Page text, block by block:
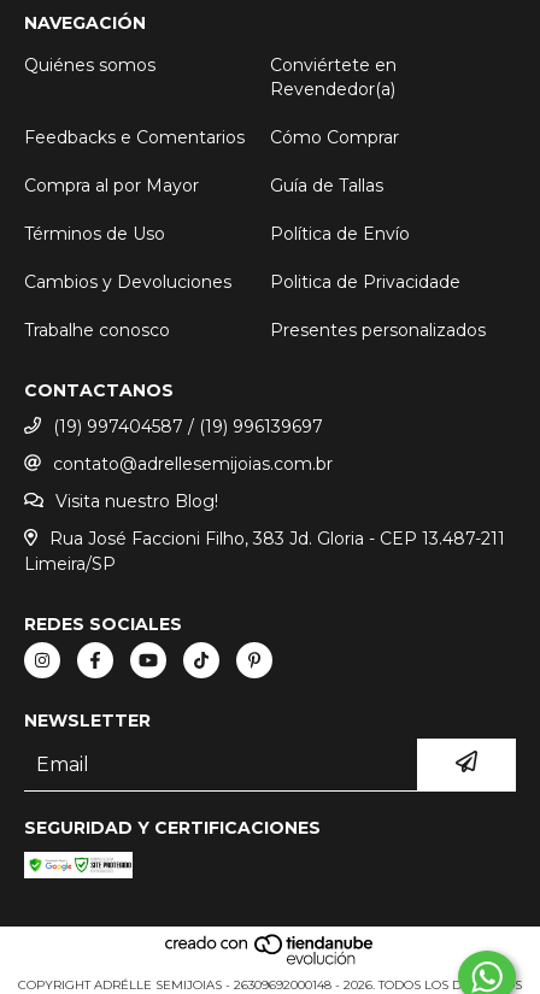
NAVEGACIÓN
Quiénes somos
Conviértete en
Revendedor(a)
Feedbacks e Comentarios Cómo Comprar
Compra al por Mayor Guía de Tallas
Términos de Uso Política de Envío
Cambios y Devoluciones Politica de Privacidade
Trabalhe conosco Presentes personalizados
CONTACTANOS
(19) 997404587 / (19) 996139697
contato@adrellesemijoias.com.br
Visita nuestro Blog!
Rua José Faccioni Filho, 383 Jd. Gloria - CEP 13.487-211
Limeira/SP
REDES SOCIALES
NEWSLETTER
SEGURIDAD Y CERTIFICACIONES
COPYRIGHT ADRÉLLE SEMIJOIAS - 26309692000148 - 2026. TODOS LOS DERECHOS